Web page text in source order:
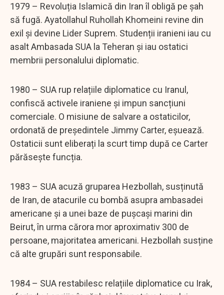
1979 – Revoluția Islamică din Iran îl obligă pe șah
să fugă. Ayatollahul Ruhollah Khomeini revine din
exil și devine Lider Suprem. Studenții iranieni iau cu
asalt Ambasada SUA la Teheran și iau ostatici
membrii personalului diplomatic.
1980 – SUA rup relațiile diplomatice cu Iranul,
confiscă activele iraniene și impun sancțiuni
comerciale. O misiune de salvare a ostaticilor,
ordonată de președintele Jimmy Carter, eșuează.
Ostaticii sunt eliberați la scurt timp după ce Carter
părăsește funcția.
1983 – SUA acuză gruparea Hezbollah, susținută
de Iran, de atacurile cu bombă asupra ambasadei
americane și a unei baze de pușcași marini din
Beirut, în urma cărora mor aproximativ 300 de
persoane, majoritatea americani. Hezbollah susține
că alte grupări sunt responsabile.
1984 – SUA restabilesc relațiile diplomatice cu Irak,